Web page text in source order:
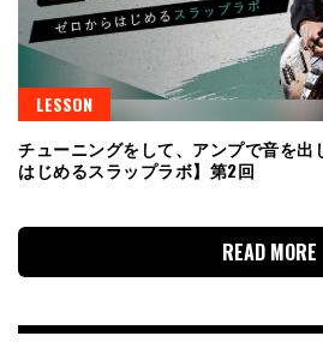
LESSON
チューニングをして、アンプで音を出
はじめるスラップラボ】第2回
READ MORE